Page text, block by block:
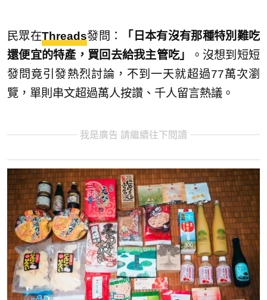
民眾在Threads發問：
「日本有沒有那種特別難吃
還便宜的特產，買回去給我主管吃」
。沒想到短短
發問竟引發熱烈討論，不到一天就超過77萬次瀏
覽，單則串文超過萬人按讚、千人留言熱議。
我是廣告 請繼續往下閱讀